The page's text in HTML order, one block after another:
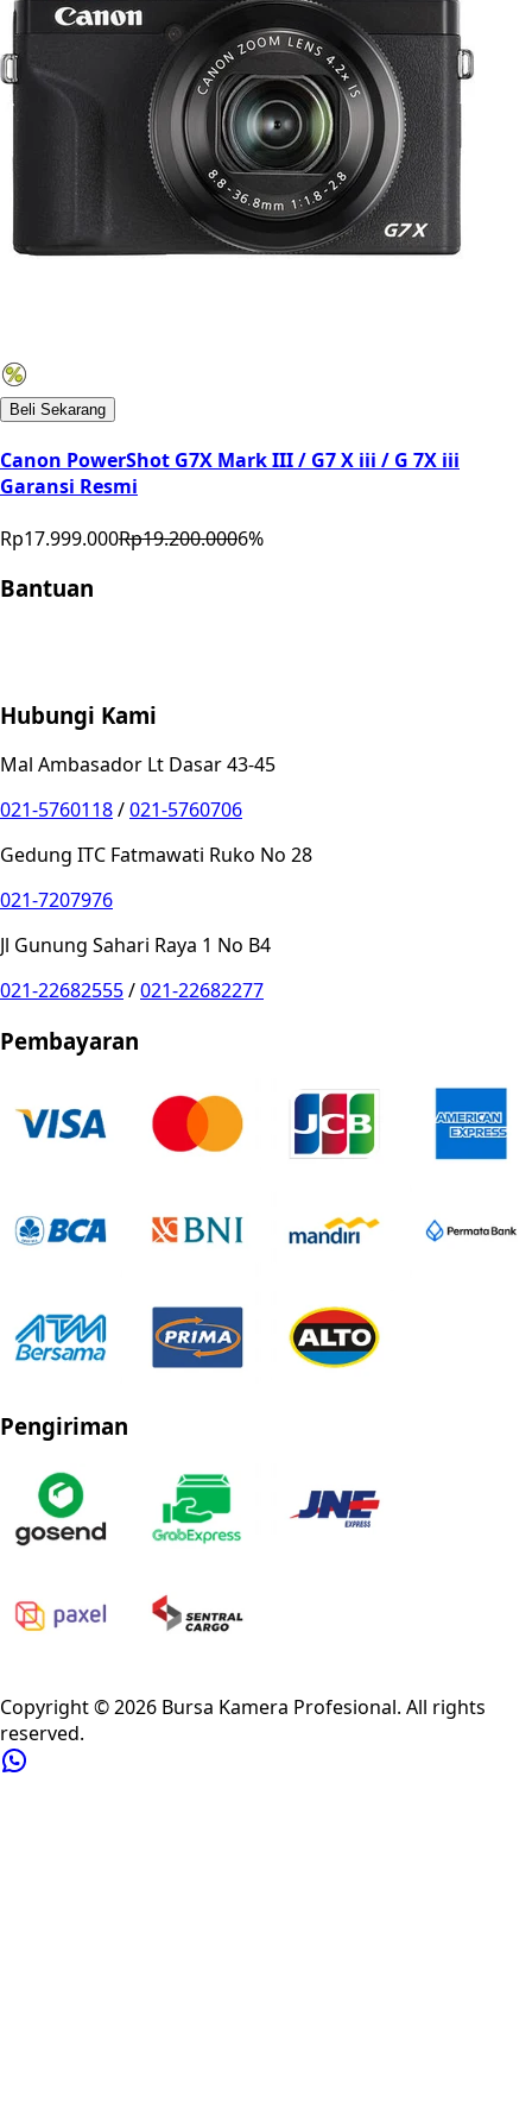
Beli Sekarang
Canon PowerShot G7X Mark III / G7 X iii / G 7X iii
Garansi Resmi
Rp17.999.000Rp19.200.0006%
Bantuan
Hubungi Kami
Mal Ambasador Lt Dasar 43-45
021-5760118/021-5760706
Gedung ITC Fatmawati Ruko No 28
021-7207976
Jl Gunung Sahari Raya 1 No B4
021-22682555/021-22682277
Pembayaran
Pengiriman
Copyright ©2026 Bursa Kamera Profesional. All rights
reserved.